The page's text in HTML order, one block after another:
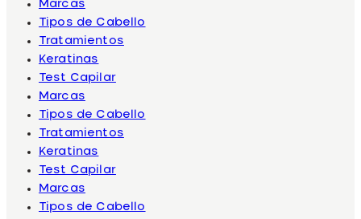
Marcas
Tipos de Cabello
Tratamientos
Keratinas
Test Capilar
Marcas
Tipos de Cabello
Tratamientos
Keratinas
Test Capilar
Marcas
Tipos de Cabello